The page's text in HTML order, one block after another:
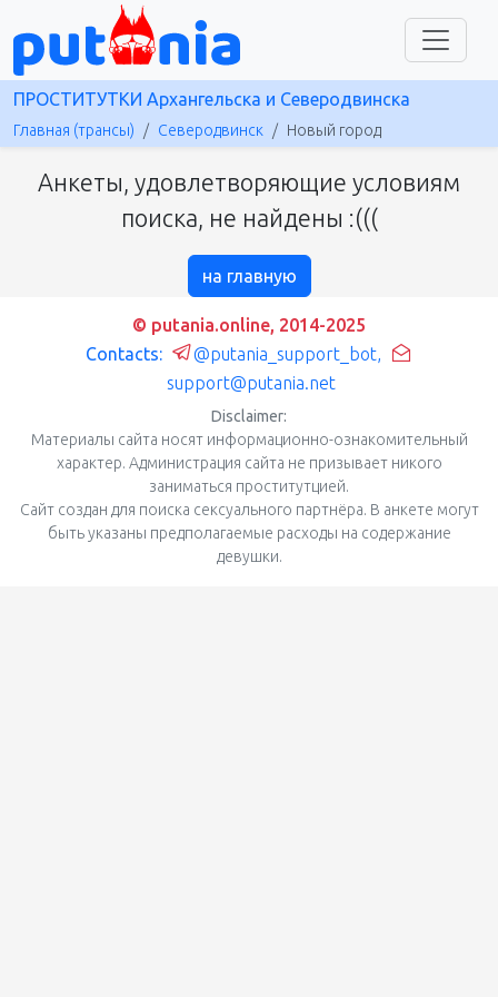
ПРОСТИТУТКИ Архангельска и Северодвинска
Главная (трансы) Северодвинск Новый город
Анкеты, удовлетворяющие условиям
поиска, не найдены :(((
на главную
© putania.online, 2014-2025
Contacts:
@putania_support_bot,
support@putania.net
Disclaimer:
Материалы сайта носят информационно-ознакомительный
характер. Администрация сайта не призывает никого
заниматься проститутцией.
Сайт создан для поиска сексуального партнёра. В анкете могут
быть указаны предполагаемые расходы на содержание
девушки.